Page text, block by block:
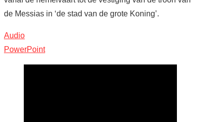
de Messias in ‘de stad van de grote Koning’.
Audio
PowerPoint